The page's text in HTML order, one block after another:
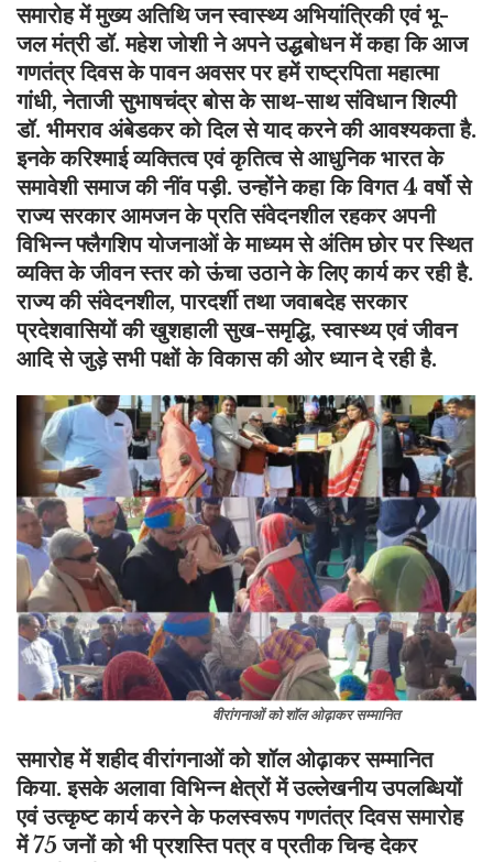
समारोह में मुख्य अतिथि जन स्वास्थ्य अभियांत्रिकी एवं भू-
जल मंत्री डॉ. महेश जोशी ने अपने उद्धबोधन में कहा कि आज
गणतंत्र दिवस के पावन अवसर पर हमें राष्ट्रपिता महात्मा
गांधी, नेताजी सुभाषचंद्र बोस के साथ-साथ संविधान शिल्पी
डॉ. भीमराव अंबेडकर को दिल से याद करने की आवश्यकता है.
इनके करिश्माई व्यक्तित्व एवं कृतित्व से आधुनिक भारत के
समावेशी समाज की नींव पड़ी. उन्होंने कहा कि विगत 4 वर्षो से
राज्य सरकार आमजन के प्रति संवेदनशील रहकर अपनी
विभिन्न फ्लैगशिप योजनाओं के माध्यम से अंतिम छोर पर स्थित
व्यक्ति के जीवन स्तर को ऊंचा उठाने के लिए कार्य कर रही है.
राज्य की संवेदनशील, पारदर्शी तथा जवाबदेह सरकार
प्रदेशवासियों की खुशहाली सुख-समृद्धि, स्वास्थ्य एवं जीवन
आदि से जुड़े सभी पक्षों के विकास की ओर ध्यान दे रही है.
वीरांगनाओं को शॉल ओढ़ाकर सम्मानित
समारोह में शहीद वीरांगनाओं को शॉल ओढ़ाकर सम्मानित
किया. इसके अलावा विभिन्न क्षेत्रों में उल्लेखनीय उपलब्धियों
एवं उत्कृष्ट कार्य करने के फलस्वरूप गणतंत्र दिवस समारोह
में 75 जनों को भी प्रशस्ति पत्र व प्रतीक चिन्ह देकर